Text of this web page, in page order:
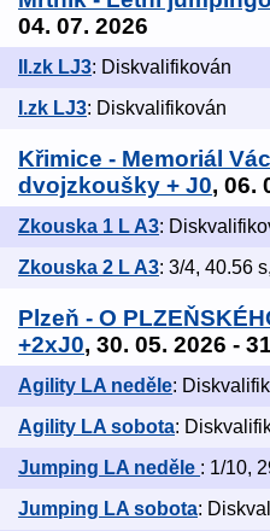
04. 07. 2026
II.zk LJ3: Diskvalifikován
I.zk LJ3: Diskvalifikován
Křimice - Memoriál
dvojzkoušky + J0, 06.
Zkouska 1 L A3:
Zkouska 2 L A3: 3/4, 40.56
Plzeň - O
+2xJ0, 30. 05. 2026 -
Agility LA neděle:
Agility LA sobota:
Jumping LA neděle : 1/10,
Jumping LA sobota: